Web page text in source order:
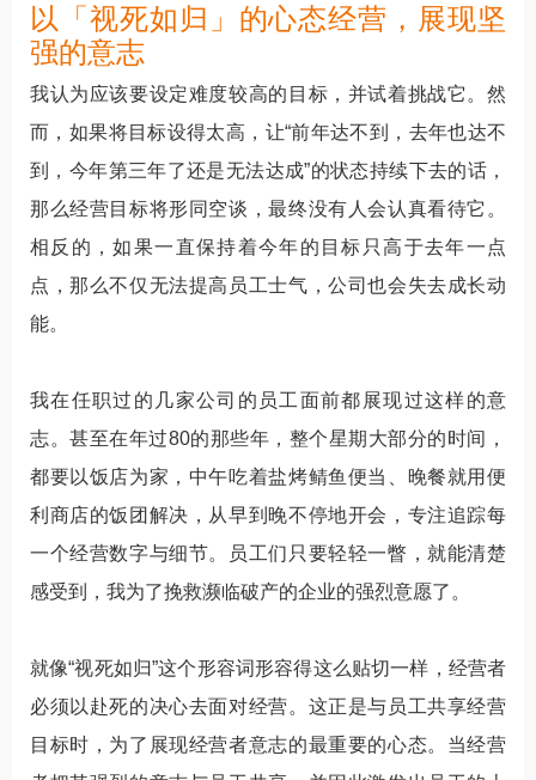
以「视死如归」的心态经营，展现坚
强的意志
我认为应该要设定难度较高的目标，并试着挑战它。然
而，如果将目标设得太高，让“前年达不到，去年也达不
到，今年第三年了还是无法达成”的状态持续下去的话，
那么经营目标将形同空谈，最终没有人会认真看待它。
相反的，如果一直保持着今年的目标只高于去年一点
点，那么不仅无法提高员工士气，公司也会失去成长动
能。
我在任职过的几家公司的员工面前都展现过这样的意
志。甚至在年过80的那些年，整个星期大部分的时间，
都要以饭店为家，中午吃着盐烤鲭鱼便当、晚餐就用便
利商店的饭团解决，从早到晚不停地开会，专注追踪每
一个经营数字与细节。员工们只要轻轻一瞥，就能清楚
感受到，我为了挽救濒临破产的企业的强烈意愿了。
就像“视死如归”这个形容词形容得这么贴切一样，经营者
必须以赴死的决心去面对经营。这正是与员工共享经营
目标时，为了展现经营者意志的最重要的心态。当经营